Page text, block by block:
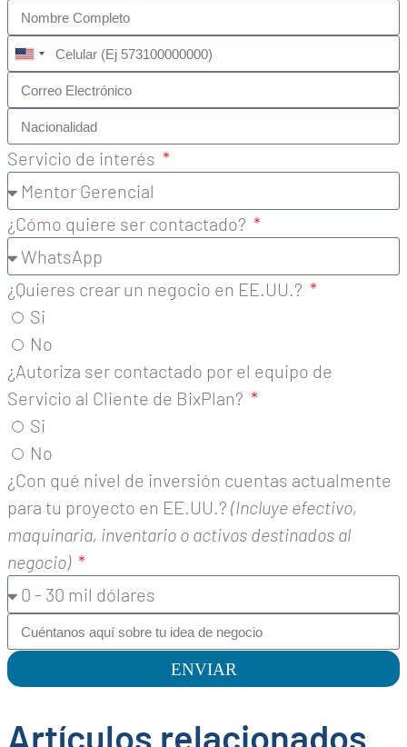
United
States
+1
Servicio de interés
¿Cómo quiere ser contactado?
¿Quieres crear un negocio en EE.UU.?
Si
No
¿Autoriza ser contactado por el equipo de
Servicio al Cliente de BixPlan?
Si
No
¿Con qué nivel de inversión cuentas actualmente
para tu proyecto en EE.UU.? (Incluye efectivo,
maquinaria, inventario o activos destinados al
negocio)
ENVIAR
Artículos relacionados